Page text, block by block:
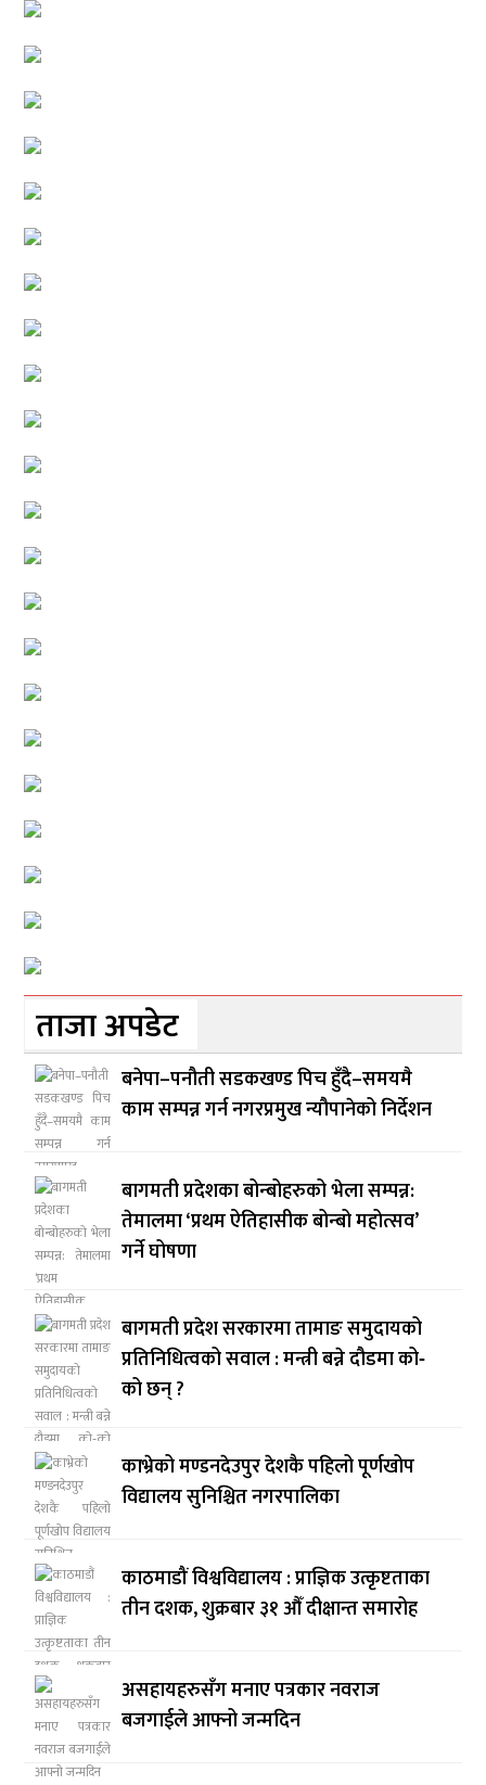
ताजा अपडेट
बनेपा–पनौती सडकखण्ड पिच हुँदै–समयमै
काम सम्पन्न गर्न नगरप्रमुख न्यौपानेको निर्देशन
बागमती प्रदेशका बोन्बोहरुको भेला सम्पन्न:
तेमालमा ‘प्रथम ऐतिहासीक बोन्बो महोत्सव’
गर्ने घोषणा
बागमती प्रदेश सरकारमा तामाङ समुदायको
प्रतिनिधित्वको सवाल : मन्त्री बन्ने दौडमा को‐
को छन् ?
काभ्रेको मण्डनदेउपुर देशकै पहिलो पूर्णखोप
विद्यालय सुनिश्चित नगरपालिका
काठमाडौं विश्वविद्यालय : प्राज्ञिक उत्कृष्टताका
तीन दशक, शुक्रबार ३१ औँ दीक्षान्त समारोह
असहायहरुसँग मनाए पत्रकार नवराज
बजगाईले आफ्नो जन्मदिन